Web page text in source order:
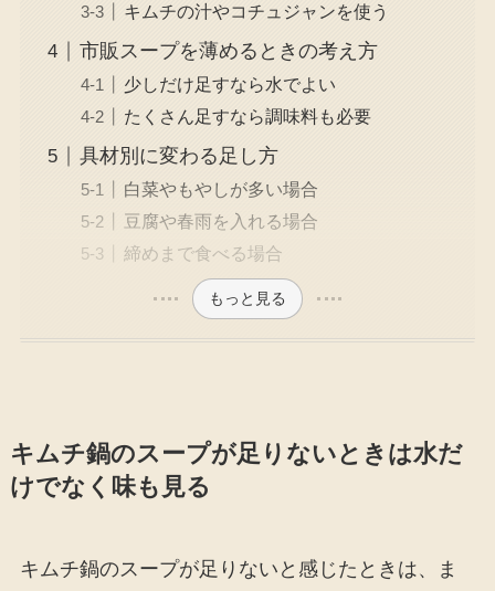
キムチの汁やコチュジャンを使う
市販スープを薄めるときの考え方
少しだけ足すなら水でよい
たくさん足すなら調味料も必要
具材別に変わる足し方
白菜やもやしが多い場合
豆腐や春雨を入れる場合
締めまで食べる場合
もっと見る
キムチ鍋のスープが足りないときは水だ
けでなく味も見る
キムチ鍋のスープが足りないと感じたときは、ま